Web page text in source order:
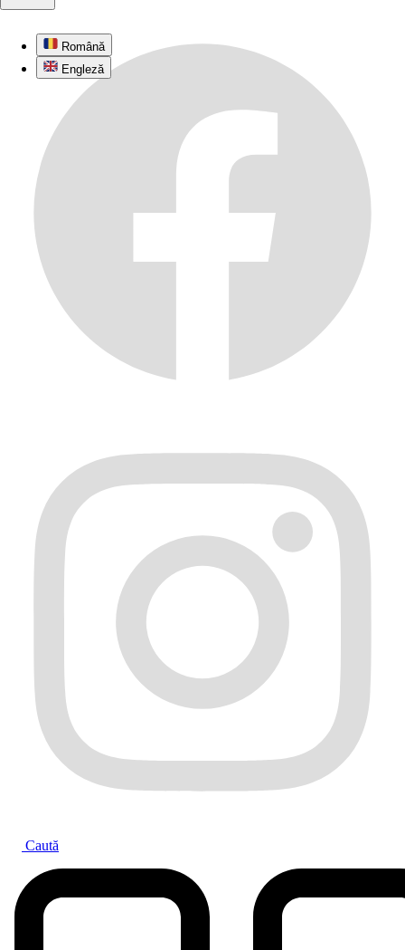
Română
Engleză
Caută